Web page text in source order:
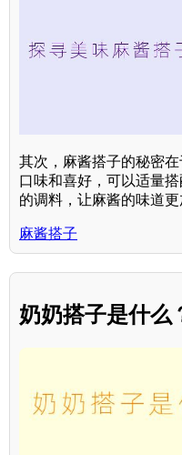
其次，麻酱搭子的秘密
口味和喜好，可以适量
的调料，让麻酱的味道更
麻酱搭子
奶奶搭子是什么